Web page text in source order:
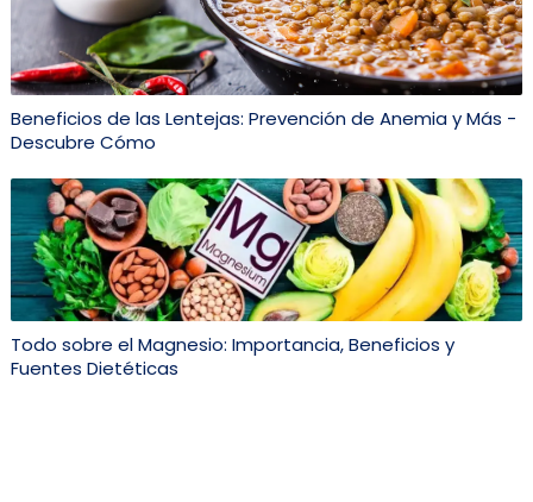
Beneficios de las Lentejas: Prevención de Anemia y Más -
Descubre Cómo
Todo sobre el Magnesio: Importancia, Beneficios y
Fuentes Dietéticas